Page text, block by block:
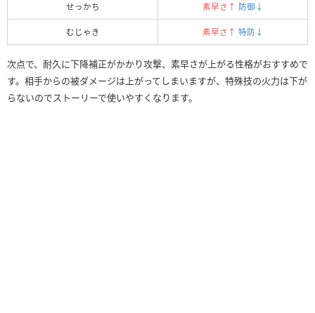
せっかち 素早さ↑ 防御↓
むじゃき 素早さ↑ 特防↓
次点で、耐久に下降補正がかかり攻撃、素早さが上がる性格がおすすめで
す。相手からの被ダメージは上がってしまいますが、特殊技の火力は下が
らないのでストーリーで使いやすくなります。